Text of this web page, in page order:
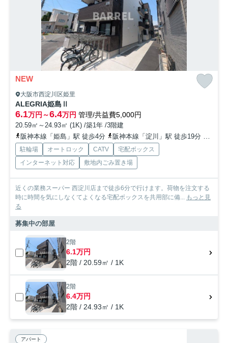
NEW
大阪市西淀川区姫里
ALEGRIA姫島Ⅱ
6.1万円～6.4万円 管理/共益費5,000円
20.59㎡～24.93㎡ (1K) /築1年 /3階建
阪神本線「姫島」駅 徒歩4分
阪神本線「淀川」駅 徒歩19分 東西
駐輪場 オートロック CATV
宅配ボックス
インターネット対応
敷地内ごみ置き場
近くの業務スーパー 西淀川店まで徒歩6分で行けます。荷物を注文する
時に時間を気にしなくてよくなる宅配ボックスを共用部に備... もっと見
る
募集中の部屋
2階
6.1万円
2階 / 20.59㎡ / 1K
2階
6.4万円
2階 / 24.93㎡ / 1K
アパート